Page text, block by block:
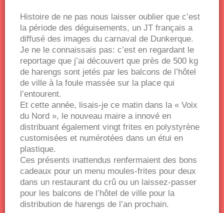
Histoire de ne pas nous laisser oublier que c’est
la période des déguisements, un JT français a
diffusé des images du carnaval de Dunkerque.
Je ne le connaissais pas: c’est en regardant le
reportage que j’ai découvert que près de 500 kg
de harengs sont jetés par les balcons de l’hôtel
de ville à la foule massée sur la place qui
l’entourent.
Et cette année, lisais-je ce matin dans la « Voix
du Nord », le nouveau maire a innové en
distribuant également vingt frites en polystyrène
customisées et numérotées dans un étui en
plastique.
Ces présents inattendus renfermaient des bons
cadeaux pour un menu moules-frites pour deux
dans un restaurant du crû ou un laissez-passer
pour les balcons de l’hôtel de ville pour la
distribution de harengs de l’an prochain.